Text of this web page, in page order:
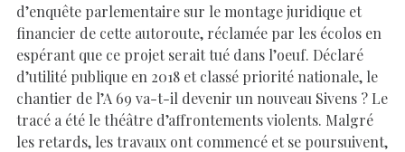
d’enquête parlementaire sur le montage juridique et
financier de cette autoroute, réclamée par les écolos en
espérant que ce projet serait tué dans l’oeuf. Déclaré
d’utilité publique en 2018 et classé priorité nationale, le
chantier de l’A 69 va-t-il devenir un nouveau Sivens ? Le
tracé a été le théâtre d’affrontements violents. Malgré
les retards, les travaux ont commencé et se poursuivent,